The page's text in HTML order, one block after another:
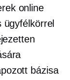
online
bázisa